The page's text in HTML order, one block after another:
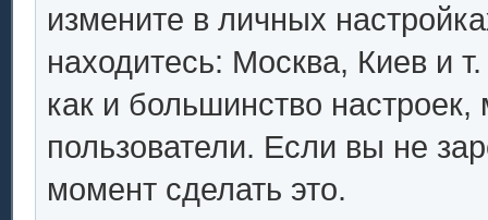
измените в личных
находитесь: Москва, Киев и
как и большинство настроек,
пользователи. Если вы не
момент сделать это.